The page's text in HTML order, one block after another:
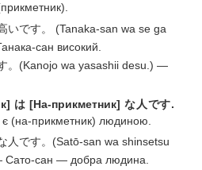
いです。 (Tanaka-san wa se ga
сан високий.
。(Kanojo wa yasashii desu.) —
は [На-прикметник] な人です.
(на-прикметник) людиною.
人です。(Satō-san wa shinsetsu
Сато-сан — добра людина.